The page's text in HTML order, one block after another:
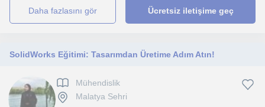
daha fazlasını gör Ücretsiz iletişime geç
SolidWorks Eğitimi: Tasarımdan Üretime Adım Atın!
Mühendislik
Malatya Sehri